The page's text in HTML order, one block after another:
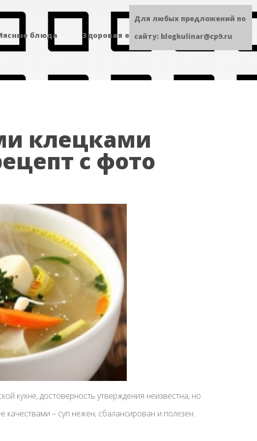
блюда Здоровая еда Сладенькое
клецками
с фото
кухне, достоверность утверждения неизвестна, но
качествами – суп нежен, сбалансирован и полезен.
Для любых предложений по
сайту: blogkulinar@cp9.ru